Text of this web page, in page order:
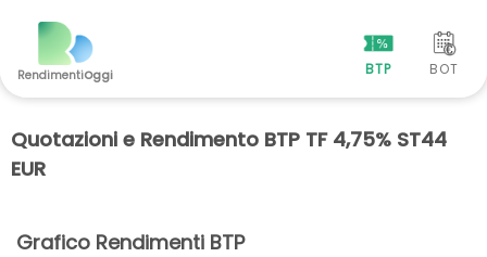
RendimentiOggi BTP BOT
Quotazioni e Rendimento BTP TF 4,75% ST44
EUR
Grafico Rendimenti BTP